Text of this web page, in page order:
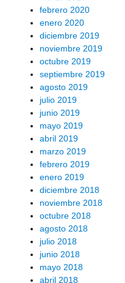
febrero 2020
enero 2020
diciembre 2019
noviembre 2019
octubre 2019
septiembre 2019
agosto 2019
julio 2019
junio 2019
mayo 2019
abril 2019
marzo 2019
febrero 2019
enero 2019
diciembre 2018
noviembre 2018
octubre 2018
agosto 2018
julio 2018
junio 2018
mayo 2018
abril 2018